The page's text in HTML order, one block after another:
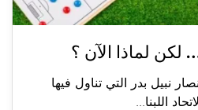
لكن لماذا الآن ؟
نبيل بدر التي تناول فيها
اللبنا...